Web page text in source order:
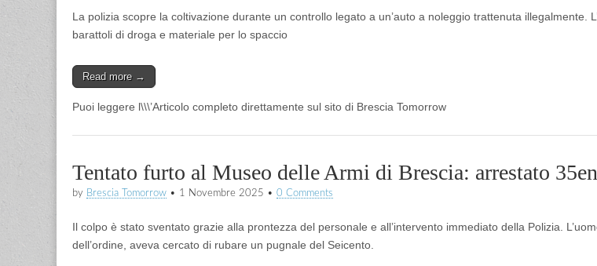
La polizia scopre la coltivazione durante un controllo legato a un’auto a noleggio trattenuta illegalmente.
barattoli di droga e materiale per lo spaccio
Read more →
Puoi leggere l\\\’Articolo completo direttamente sul sito di Brescia Tomorrow
Tentato furto al Museo delle Armi di Brescia: arrestato
by Brescia Tomorrow • 1 Novembre 2025 • 0 Comments
Il colpo è stato sventato grazie alla prontezza del personale e all’intervento immediato della Polizia.
dell’ordine, aveva cercato di rubare un pugnale del Seicento.